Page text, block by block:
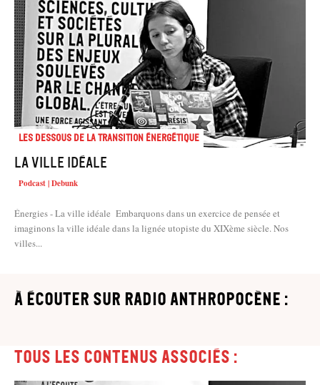
Les dessous de la transition énergétique
La ville idéale
Podcast | Debunk
Énergies - La ville idéale Embarquons dans un exercice de pensée et
imaginons la ville idéale dans la lignée utopiste du XIXème siècle. Nos
villes...
à écouter sur Radio Anthropocène :
Tous les contenus associés :